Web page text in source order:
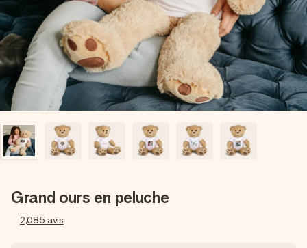
Créez quelque chose d’unique en quelques étapes – avec
son prénom, votre photo ou un message qui touche le cœur.
Sans complications, juste tout l’amour pour le moment idéal.
Grand ours en peluche
2,085 avis